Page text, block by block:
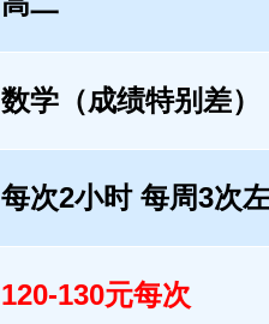
数学（成绩特别差）
每次2小时 每周3次
120-130元每次